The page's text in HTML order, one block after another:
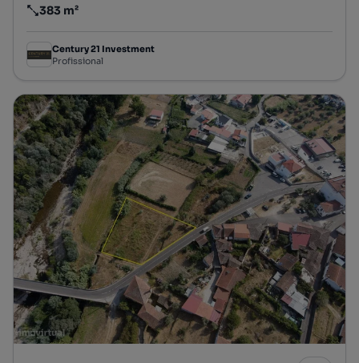
Preço por metro quadrado
383 m²
Century 21 Investment
Profissional